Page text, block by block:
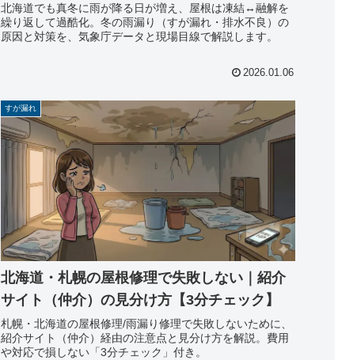
北海道でも真冬に雨が降る日が増え、屋根は凍結↔融解を
繰り返して過酷化。冬の雨漏り（すが漏れ・排水不良）の
原因と対策を、気象庁データと現場目線で解説します。
2026.01.06
すが漏れ
北海道・札幌の屋根修理で失敗しない｜紹介
サイト（仲介）の見分け方【3分チェック】
札幌・北海道の屋根修理/雨漏り修理で失敗しないために、
紹介サイト（仲介）経由の注意点と見分け方を解説。費用
や対応で損しない「3分チェック」付き。